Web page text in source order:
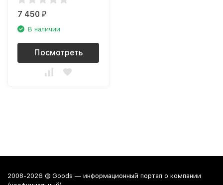
Sky 10525
7 450₽
В наличии
Посмотреть
2008-2026 © Goods — информационный портал о компании